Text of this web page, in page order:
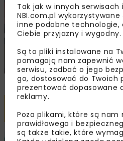
XIII Dni Betonu 2025 –
Inwestycje
Tak jak w innych
NBI.com.pl
inne podobne technologie,
Ciebie przyjazny i wygodny.
Są to pliki instalowane na
pomagają nam zapewnić
serwisu, zadbać o jego
go, dostosować do Twoich
prezentować dopasowane
reklamy.
Poza plikami, które są nam
prawidłowego i
są także takie, które